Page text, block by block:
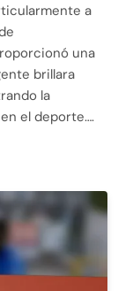
a
una
brillara
la
el deporte….